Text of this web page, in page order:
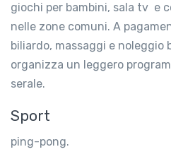
giochi per bambini, sala tv e
nelle zone comuni. A
biliardo, massaggi e noleggio
organizza un leggero
serale.
Sport
ping-pong.